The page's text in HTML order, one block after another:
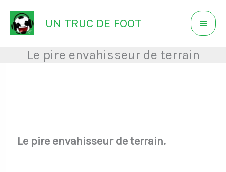
Aller
au
contenu
UN TRUC DE FOOT
Le pire envahisseur de terrain
Le pire envahisseur de terrain.